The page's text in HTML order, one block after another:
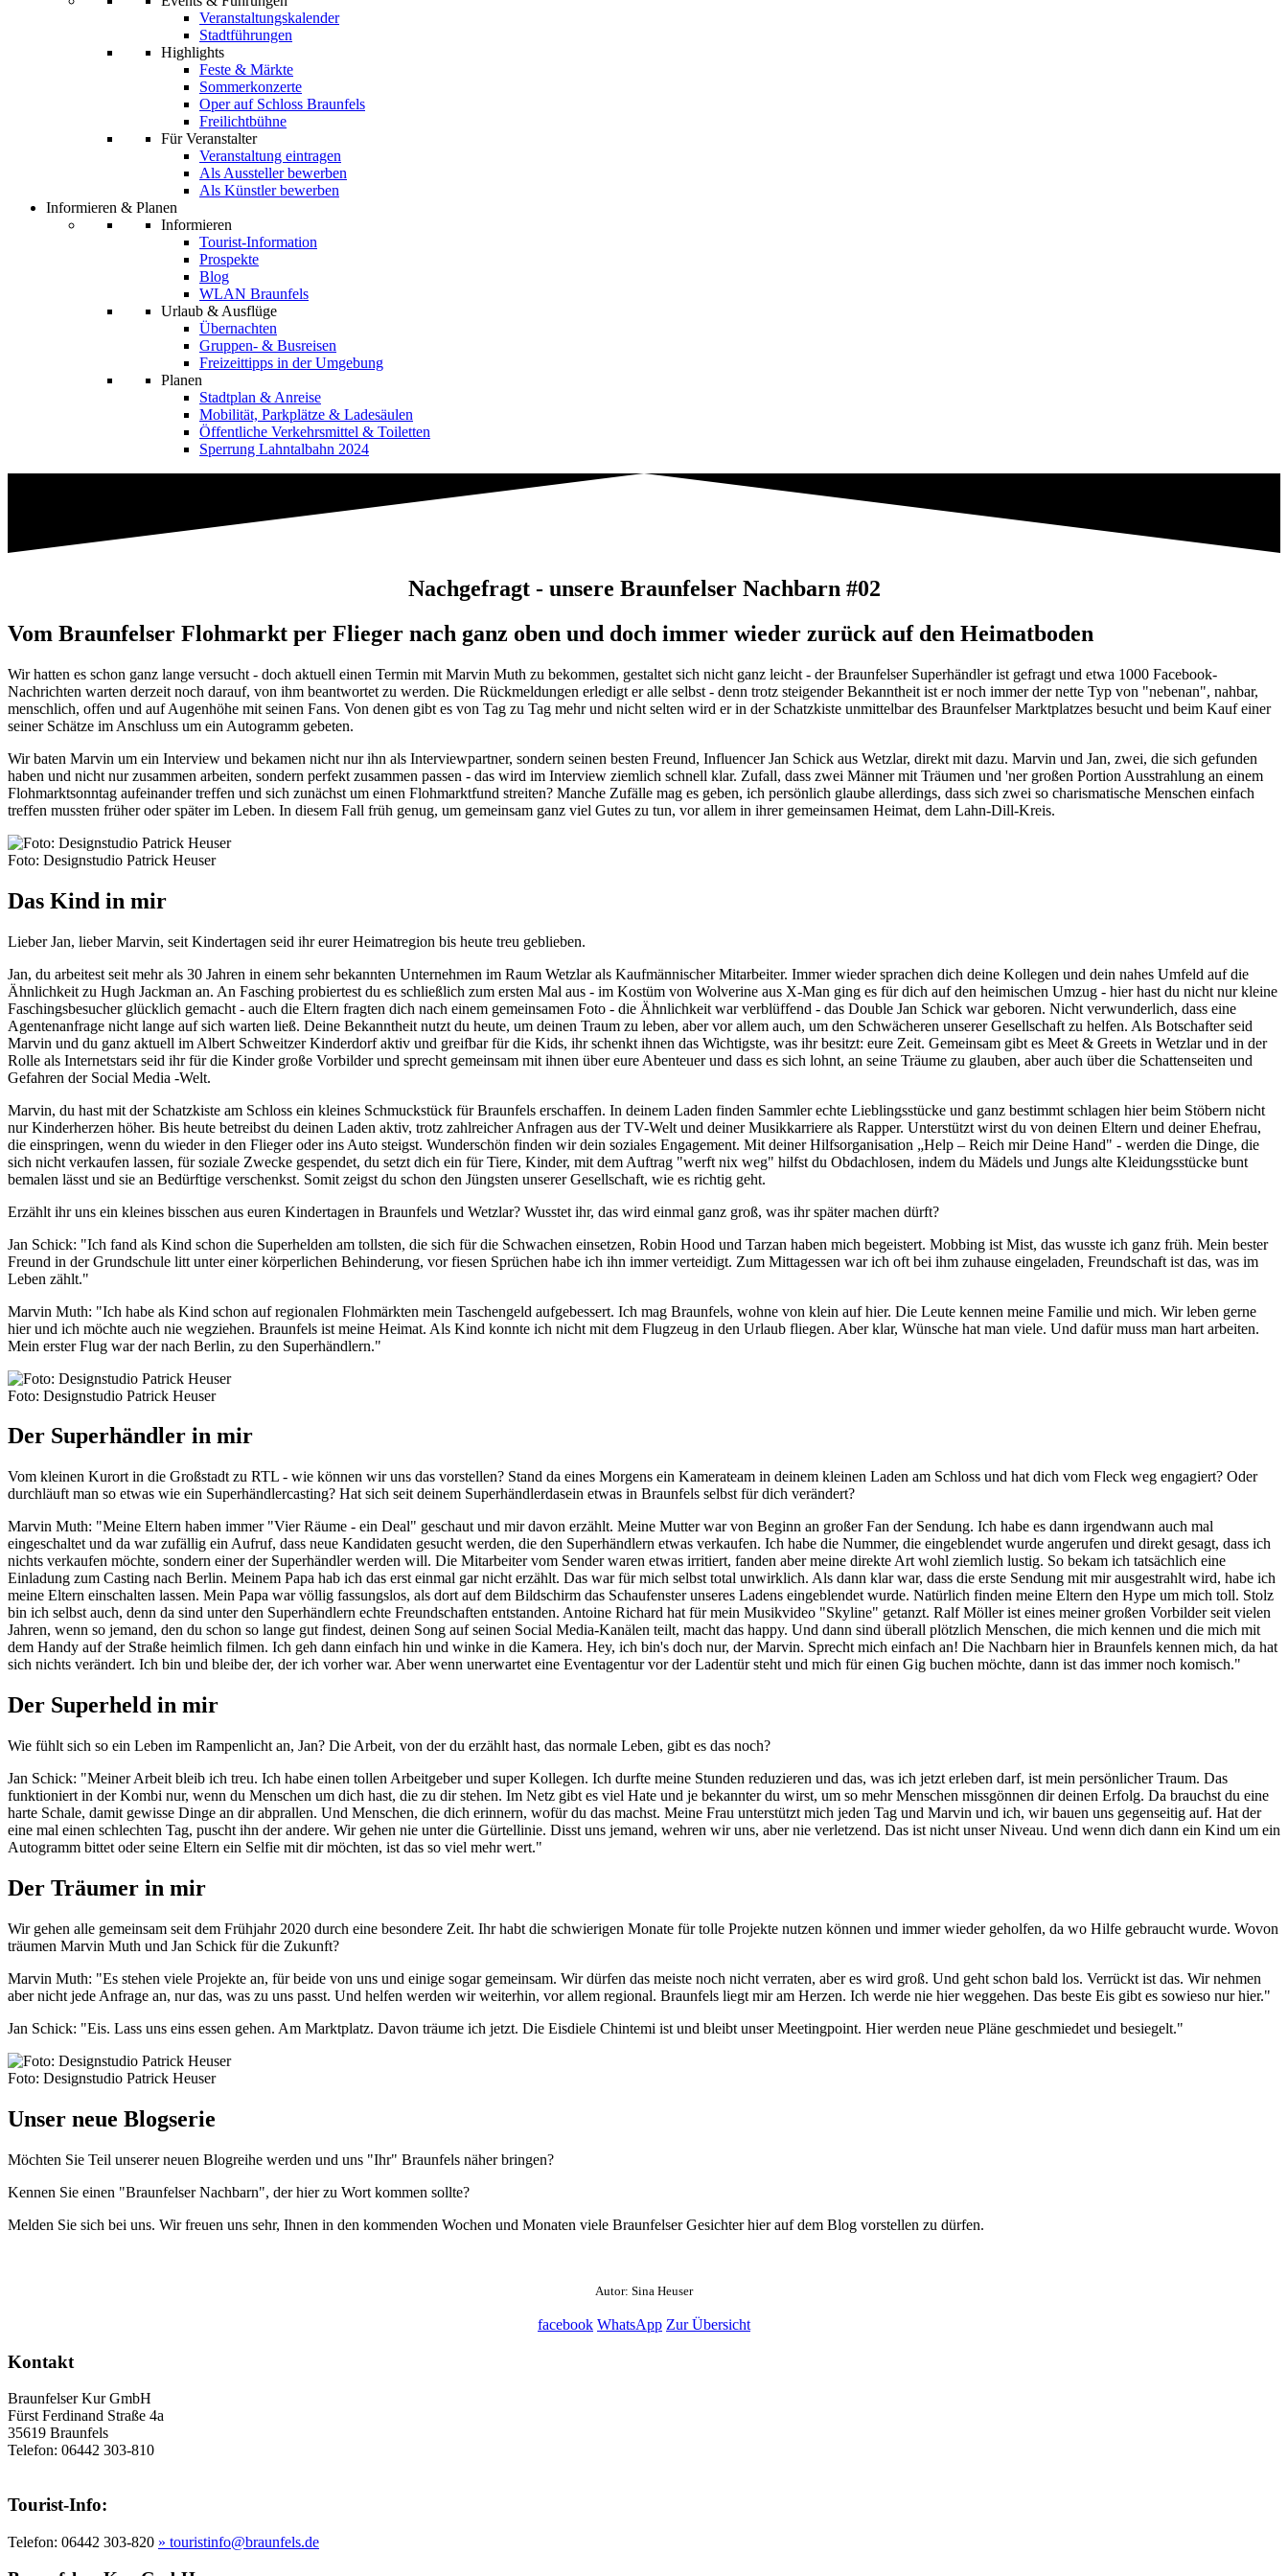
Veranstaltungskalender
Stadtführungen
Highlights
Feste & Märkte
Sommerkonzerte
Oper auf Schloss Braunfels
Freilichtbühne
Für Veranstalter
Veranstaltung eintragen
Als Aussteller bewerben
Als Künstler bewerben
Informieren & Planen
Informieren
Tourist-Information
Prospekte
Blog
WLAN Braunfels
Urlaub & Ausflüge
Übernachten
Gruppen- & Busreisen
Freizeittipps in der Umgebung
Planen
Stadtplan & Anreise
Mobilität, Parkplätze & Ladesäulen
Öffentliche Verkehrsmittel & Toiletten
Sperrung Lahntalbahn 2024
Nachgefragt - unsere Braunfelser Nachbarn #02
Vom Braunfelser Flohmarkt per Flieger nach ganz oben und doch immer wieder zurück auf den Heimatboden
Wir hatten es schon ganz lange versucht - doch aktuell einen Termin mit Marvin Muth zu bekommen, gestaltet sich nicht ganz leicht - der Braunfelser Superhändler ist gefragt und etwa 1000 Facebook-
Nachrichten warten derzeit noch darauf, von ihm beantwortet zu werden. Die Rückmeldungen erledigt er alle selbst - denn trotz steigender Bekanntheit ist er noch immer der nette Typ von "nebenan", nahbar,
menschlich, offen und auf Augenhöhe mit seinen Fans. Von denen gibt es von Tag zu Tag mehr und nicht selten wird er in der Schatzkiste unmittelbar des Braunfelser Marktplatzes besucht und beim Kauf einer
seiner Schätze im Anschluss um ein Autogramm gebeten.
Wir baten Marvin um ein Interview und bekamen nicht nur ihn als Interviewpartner, sondern seinen besten Freund, Influencer Jan Schick aus Wetzlar, direkt mit dazu. Marvin und Jan, zwei, die sich gefunden
haben und nicht nur zusammen arbeiten, sondern perfekt zusammen passen - das wird im Interview ziemlich schnell klar. Zufall, dass zwei Männer mit Träumen und 'ner großen Portion Ausstrahlung an einem
Flohmarktsonntag aufeinander treffen und sich zunächst um einen Flohmarktfund streiten? Manche Zufälle mag es geben, ich persönlich glaube allerdings, dass sich zwei so charismatische Menschen einfach
treffen mussten früher oder später im Leben. In diesem Fall früh genug, um gemeinsam ganz viel Gutes zu tun, vor allem in ihrer gemeinsamen Heimat, dem Lahn-Dill-Kreis.
Foto: Designstudio Patrick Heuser
Das Kind in mir
Lieber Jan, lieber Marvin, seit Kindertagen seid ihr eurer Heimatregion bis heute treu geblieben.
Jan, du arbeitest seit mehr als 30 Jahren in einem sehr bekannten Unternehmen im Raum Wetzlar als Kaufmännischer Mitarbeiter. Immer wieder sprachen dich deine Kollegen und dein nahes Umfeld auf die
Ähnlichkeit zu Hugh Jackman an. An Fasching probiertest du es schließlich zum ersten Mal aus - im Kostüm von Wolverine aus X-Man ging es für dich auf den heimischen Umzug - hier hast du nicht nur kleine
Faschingsbesucher glücklich gemacht - auch die Eltern fragten dich nach einem gemeinsamen Foto - die Ähnlichkeit war verblüffend - das Double Jan Schick war geboren. Nicht verwunderlich, dass eine
Agentenanfrage nicht lange auf sich warten ließ. Deine Bekanntheit nutzt du heute, um deinen Traum zu leben, aber vor allem auch, um den Schwächeren unserer Gesellschaft zu helfen. Als Botschafter seid
Marvin und du ganz aktuell im Albert Schweitzer Kinderdorf aktiv und greifbar für die Kids, ihr schenkt ihnen das Wichtigste, was ihr besitzt: eure Zeit. Gemeinsam gibt es Meet & Greets in Wetzlar und in der
Rolle als Internetstars seid ihr für die Kinder große Vorbilder und sprecht gemeinsam mit ihnen über eure Abenteuer und dass es sich lohnt, an seine Träume zu glauben, aber auch über die Schattenseiten und
Gefahren der Social Media -Welt.
Marvin, du hast mit der Schatzkiste am Schloss ein kleines Schmuckstück für Braunfels erschaffen. In deinem Laden finden Sammler echte Lieblingsstücke und ganz bestimmt schlagen hier beim Stöbern nicht
nur Kinderherzen höher. Bis heute betreibst du deinen Laden aktiv, trotz zahlreicher Anfragen aus der TV-Welt und deiner Musikkarriere als Rapper. Unterstützt wirst du von deinen Eltern und deiner Ehefrau,
die einspringen, wenn du wieder in den Flieger oder ins Auto steigst. Wunderschön finden wir dein soziales Engagement. Mit deiner Hilfsorganisation „Help – Reich mir Deine Hand" - werden die Dinge, die
sich nicht verkaufen lassen, für soziale Zwecke gespendet, du setzt dich ein für Tiere, Kinder, mit dem Auftrag "werft nix weg" hilfst du Obdachlosen, indem du Mädels und Jungs alte Kleidungsstücke bunt
bemalen lässt und sie an Bedürftige verschenkst. Somit zeigst du schon den Jüngsten unserer Gesellschaft, wie es richtig geht.
Erzählt ihr uns ein kleines bisschen aus euren Kindertagen in Braunfels und Wetzlar? Wusstet ihr, das wird einmal ganz groß, was ihr später machen dürft?
Jan Schick: "Ich fand als Kind schon die Superhelden am tollsten, die sich für die Schwachen einsetzen, Robin Hood und Tarzan haben mich begeistert. Mobbing ist Mist, das wusste ich ganz früh. Mein bester
Freund in der Grundschule litt unter einer körperlichen Behinderung, vor fiesen Sprüchen habe ich ihn immer verteidigt. Zum Mittagessen war ich oft bei ihm zuhause eingeladen, Freundschaft ist das, was im
Leben zählt."
Marvin Muth: "Ich habe als Kind schon auf regionalen Flohmärkten mein Taschengeld aufgebessert. Ich mag Braunfels, wohne von klein auf hier. Die Leute kennen meine Familie und mich. Wir leben gerne
hier und ich möchte auch nie wegziehen. Braunfels ist meine Heimat. Als Kind konnte ich nicht mit dem Flugzeug in den Urlaub fliegen. Aber klar, Wünsche hat man viele. Und dafür muss man hart arbeiten.
Mein erster Flug war der nach Berlin, zu den Superhändlern."
Foto: Designstudio Patrick Heuser
Der Superhändler in mir
Vom kleinen Kurort in die Großstadt zu RTL - wie können wir uns das vorstellen? Stand da eines Morgens ein Kamerateam in deinem kleinen Laden am Schloss und hat dich vom Fleck weg engagiert? Oder
durchläuft man so etwas wie ein Superhändlercasting? Hat sich seit deinem Superhändlerdasein etwas in Braunfels selbst für dich verändert?
Marvin Muth: "Meine Eltern haben immer "Vier Räume - ein Deal" geschaut und mir davon erzählt. Meine Mutter war von Beginn an großer Fan der Sendung. Ich habe es dann irgendwann auch mal
eingeschaltet und da war zufällig ein Aufruf, dass neue Kandidaten gesucht werden, die den Superhändlern etwas verkaufen. Ich habe die Nummer, die eingeblendet wurde angerufen und direkt gesagt, dass ich
nichts verkaufen möchte, sondern einer der Superhändler werden will. Die Mitarbeiter vom Sender waren etwas irritiert, fanden aber meine direkte Art wohl ziemlich lustig. So bekam ich tatsächlich eine
Einladung zum Casting nach Berlin. Meinem Papa hab ich das erst einmal gar nicht erzählt. Das war für mich selbst total unwirklich. Als dann klar war, dass die erste Sendung mit mir ausgestrahlt wird, habe ich
meine Eltern einschalten lassen. Mein Papa war völlig fassungslos, als dort auf dem Bildschirm das Schaufenster unseres Ladens eingeblendet wurde. Natürlich finden meine Eltern den Hype um mich toll. Stolz
bin ich selbst auch, denn da sind unter den Superhändlern echte Freundschaften entstanden. Antoine Richard hat für mein Musikvideo "Skyline" getanzt. Ralf Möller ist eines meiner großen Vorbilder seit vielen
Jahren, wenn so jemand, den du schon so lange gut findest, deinen Song auf seinen Social Media-Kanälen teilt, macht das happy. Und dann sind überall plötzlich Menschen, die mich kennen und die mich mit
dem Handy auf der Straße heimlich filmen. Ich geh dann einfach hin und winke in die Kamera. Hey, ich bin's doch nur, der Marvin. Sprecht mich einfach an! Die Nachbarn hier in Braunfels kennen mich, da hat
sich nichts verändert. Ich bin und bleibe der, der ich vorher war. Aber wenn unerwartet eine Eventagentur vor der Ladentür steht und mich für einen Gig buchen möchte, dann ist das immer noch komisch."
Der Superheld in mir
Wie fühlt sich so ein Leben im Rampenlicht an, Jan? Die Arbeit, von der du erzählt hast, das normale Leben, gibt es das noch?
Jan Schick: "Meiner Arbeit bleib ich treu. Ich habe einen tollen Arbeitgeber und super Kollegen. Ich durfte meine Stunden reduzieren und das, was ich jetzt erleben darf, ist mein persönlicher Traum. Das
funktioniert in der Kombi nur, wenn du Menschen um dich hast, die zu dir stehen. Im Netz gibt es viel Hate und je bekannter du wirst, um so mehr Menschen missgönnen dir deinen Erfolg. Da brauchst du eine
harte Schale, damit gewisse Dinge an dir abprallen. Und Menschen, die dich erinnern, wofür du das machst. Meine Frau unterstützt mich jeden Tag und Marvin und ich, wir bauen uns gegenseitig auf. Hat der
eine mal einen schlechten Tag, puscht ihn der andere. Wir gehen nie unter die Gürtellinie. Disst uns jemand, wehren wir uns, aber nie verletzend. Das ist nicht unser Niveau. Und wenn dich dann ein Kind um ein
Autogramm bittet oder seine Eltern ein Selfie mit dir möchten, ist das so viel mehr wert."
Der Träumer in mir
Wir gehen alle gemeinsam seit dem Frühjahr 2020 durch eine besondere Zeit. Ihr habt die schwierigen Monate für tolle Projekte nutzen können und immer wieder geholfen, da wo Hilfe gebraucht wurde. Wovon
träumen Marvin Muth und Jan Schick für die Zukunft?
Marvin Muth: "Es stehen viele Projekte an, für beide von uns und einige sogar gemeinsam. Wir dürfen das meiste noch nicht verraten, aber es wird groß. Und geht schon bald los. Verrückt ist das. Wir nehmen
aber nicht jede Anfrage an, nur das, was zu uns passt. Und helfen werden wir weiterhin, vor allem regional. Braunfels liegt mir am Herzen. Ich werde nie hier weggehen. Das beste Eis gibt es sowieso nur hier."
Jan Schick: "Eis. Lass uns eins essen gehen. Am Marktplatz. Davon träume ich jetzt. Die Eisdiele Chintemi ist und bleibt unser Meetingpoint. Hier werden neue Pläne geschmiedet und besiegelt."
Foto: Designstudio Patrick Heuser
Unser neue Blogserie
Möchten Sie Teil unserer neuen Blogreihe werden und uns "Ihr" Braunfels näher bringen?
Kennen Sie einen "Braunfelser Nachbarn", der hier zu Wort kommen sollte?
Melden Sie sich bei uns. Wir freuen uns sehr, Ihnen in den kommenden Wochen und Monaten viele Braunfelser Gesichter hier auf dem Blog vorstellen zu dürfen.
Autor: Sina Heuser
facebook WhatsApp Zur Übersicht
Kontakt
Braunfelser Kur GmbH
Fürst Ferdinand Straße 4a
35619 Braunfels
Telefon: 06442 303-810
Tourist-Info:
Telefon: 06442 303-820 » touristinfo@braunfels.de